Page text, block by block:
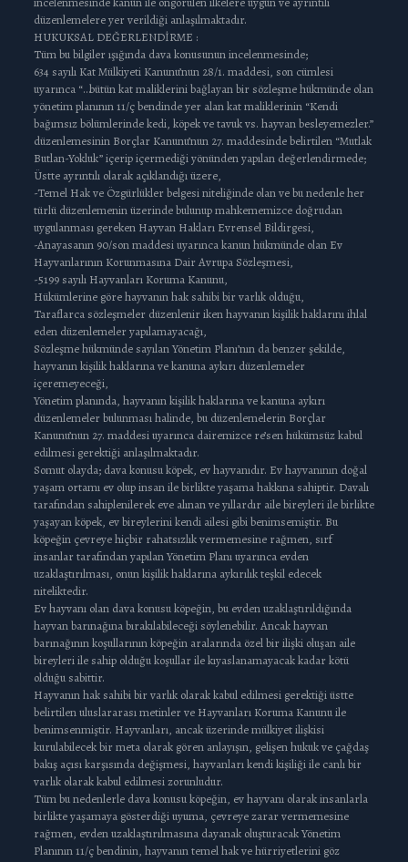
düzenlemelere yer verildiği anlaşılmaktadır.
HUKUKSAL DEĞERLENDİRME :
Tüm bu bilgiler ışığında dava konusunun incelenmesinde;
634 sayılı Kat Mülkiyeti Kanunu’nun 28/1. maddesi, son cümlesi
uyarınca “…bütün kat maliklerini bağlayan bir sözleşme hükmünde olan
yönetim planının 11/ç bendinde yer alan kat maliklerinin “Kendi
bağımsız bölümlerinde kedi, köpek ve tavuk vs. hayvan besleyemezler.”
düzenlemesinin Borçlar Kanunu’nun 27. maddesinde belirtilen “Mutlak
Butlan-Yokluk” içerip içermediği yönünden yapılan değerlendirmede;
Üstte ayrıntılı olarak açıklandığı üzere,
-Temel Hak ve Özgürlükler belgesi niteliğinde olan ve bu nedenle her
türlü düzenlemenin üzerinde bulunup mahkememizce doğrudan
uygulanması gereken Hayvan Hakları Evrensel Bildirgesi,
-Anayasanın 90/son maddesi uyarınca kanun hükmünde olan Ev
Hayvanlarının Korunmasına Dair Avrupa Sözleşmesi,
-5199 sayılı Hayvanları Koruma Kanunu,
Hükümlerine göre hayvanın hak sahibi bir varlık olduğu,
Taraflarca sözleşmeler düzenlenir iken hayvanın kişilik haklarını ihlal
eden düzenlemeler yapılamayacağı,
Sözleşme hükmünde sayılan Yönetim Planı’nın da benzer şekilde,
hayvanın kişilik haklarına ve kanuna aykırı düzenlemeler
içeremeyeceği,
Yönetim planında, hayvanın kişilik haklarına ve kanuna aykırı
düzenlemeler bulunması halinde, bu düzenlemelerin Borçlar
Kanunu’nun 27. maddesi uyarınca dairemizce re’sen hükümsüz kabul
edilmesi gerektiği anlaşılmaktadır.
Somut olayda; dava konusu köpek, ev hayvanıdır. Ev hayvanının doğal
yaşam ortamı ev olup insan ile birlikte yaşama hakkına sahiptir. Davalı
tarafından sahiplenilerek eve alınan ve yıllardır aile bireyleri ile birlikte
yaşayan köpek, ev bireylerini kendi ailesi gibi benimsemiştir. Bu
köpeğin çevreye hiçbir rahatsızlık vermemesine rağmen, sırf
insanlar tarafından yapılan Yönetim Planı uyarınca evden
uzaklaştırılması, onun kişilik haklarına aykırılık teşkil edecek
niteliktedir.
Ev hayvanı olan dava konusu köpeğin, bu evden uzaklaştırıldığında
hayvan barınağına bırakılabileceği söylenebilir. Ancak hayvan
barınağının koşullarının köpeğin aralarında özel bir ilişki oluşan aile
bireyleri ile sahip olduğu koşullar ile kıyaslanamayacak kadar kötü
olduğu sabittir.
Hayvanın hak sahibi bir varlık olarak kabul edilmesi gerektiği üstte
belirtilen uluslararası metinler ve Hayvanları Koruma Kanunu ile
benimsenmiştir. Hayvanları, ancak üzerinde mülkiyet ilişkisi
kurulabilecek bir meta olarak gören anlayışın, gelişen hukuk ve çağdaş
bakış açısı karşısında değişmesi, hayvanları kendi kişiliği ile canlı bir
varlık olarak kabul edilmesi zorunludur.
Tüm bu nedenlerle dava konusu köpeğin, ev hayvanı olarak insanlarla
birlikte yaşamaya gösterdiği uyuma, çevreye zarar vermemesine
rağmen, evden uzaklaştırılmasına dayanak oluşturacak Yönetim
Planının 11/ç bendinin, hayvanın temel hak ve hürriyetlerini göz